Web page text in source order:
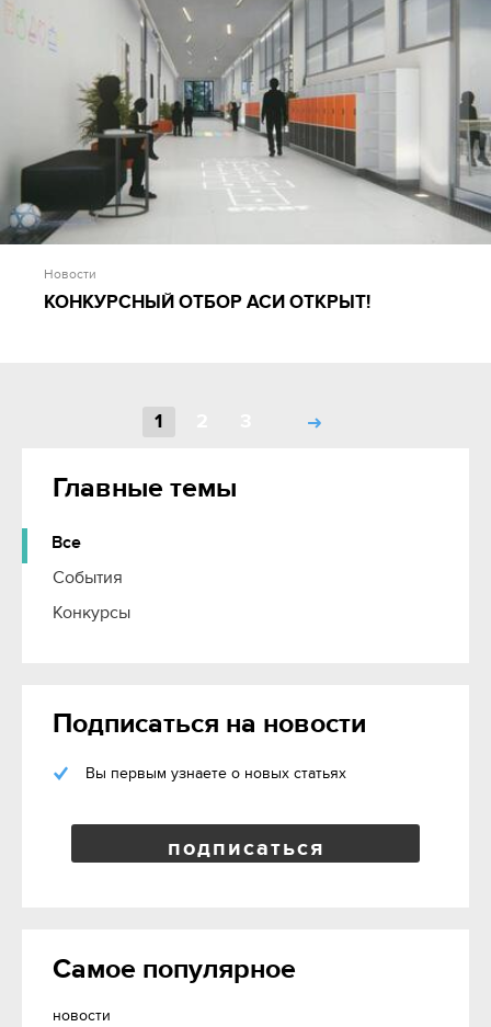
Новости
КОНКУРСНЫЙ ОТБОР АСИ ОТКРЫТ!
1
Главные темы
Все
События
Конкурсы
Подписаться на новости
Вы первым узнаете о новых статьях
подписаться
Самое популярное
новости